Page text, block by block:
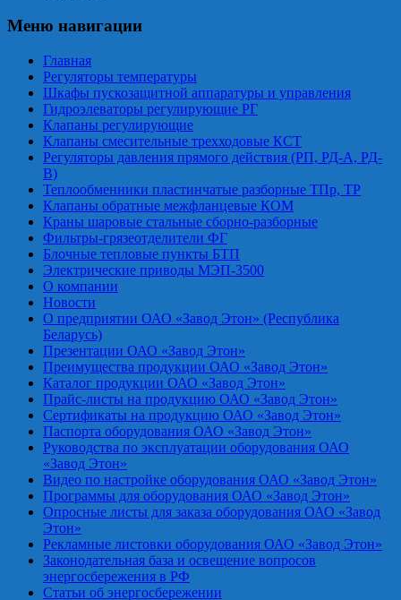
Меню навигации
Главная
Регуляторы температуры
Шкафы пускозащитной аппаратуры и управления
Гидроэлеваторы регулирующие РГ
Клапаны регулирующие
Клапаны смесительные трехходовые КСТ
Регуляторы давления прямого действия (РП, РД-А, РД-
В)
Теплообменники пластинчатые разборные ТПр, ТР
Клапаны обратные межфланцевые КОМ
Краны шаровые стальные сборно-разборные
Фильтры-грязеотделители ФГ
Блочные тепловые пункты БТП
Электрические приводы МЭП-3500
О компании
Новости
О предприятии ОАО «Завод Этон» (Республика
Беларусь)
Презентации ОАО «Завод Этон»
Преимущества продукции ОАО «Завод Этон»
Каталог продукции ОАО «Завод Этон»
Прайс-листы на продукцию ОАО «Завод Этон»
Сертификаты на продукцию ОАО «Завод Этон»
Паспорта оборудования ОАО «Завод Этон»
Руководства по эксплуатации оборудования ОАО
«Завод Этон»
Видео по настройке оборудования ОАО «Завод Этон»
Программы для оборудования ОАО «Завод Этон»
Опросные листы для заказа оборудования ОАО «Завод
Этон»
Рекламные листовки оборудования ОАО «Завод Этон»
Законодательная база и освещение вопросов
энергосбережения в РФ
Статьи об энергосбережении